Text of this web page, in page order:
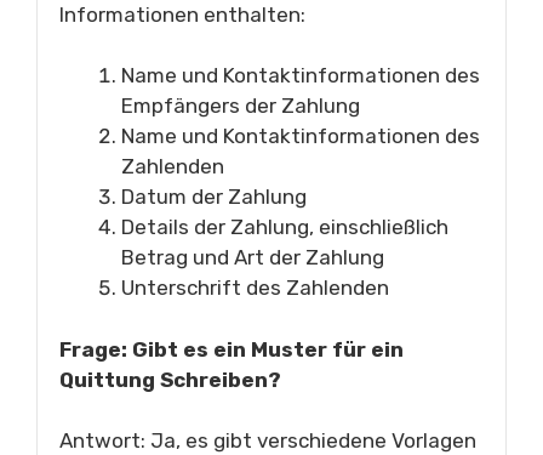
Informationen enthalten:
Name und Kontaktinformationen des
Empfängers der Zahlung
Name und Kontaktinformationen des
Zahlenden
Datum der Zahlung
Details der Zahlung, einschließlich
Betrag und Art der Zahlung
Unterschrift des Zahlenden
Frage: Gibt es ein Muster für ein
Quittung Schreiben?
Antwort: Ja, es gibt verschiedene Vorlagen